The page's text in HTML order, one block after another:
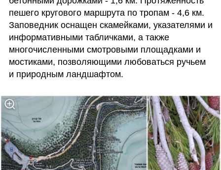
пешего кругового маршрута по тропам - 4,6 км.
Заповедник оснащен скамейками, указателями и
информативными табличками, а также
многочисленными смотровыми площадками и
мостиками, позволяющими любоваться ручьем
и природным ландшафтом.